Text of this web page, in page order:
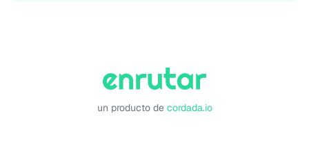
un producto de cordada.io